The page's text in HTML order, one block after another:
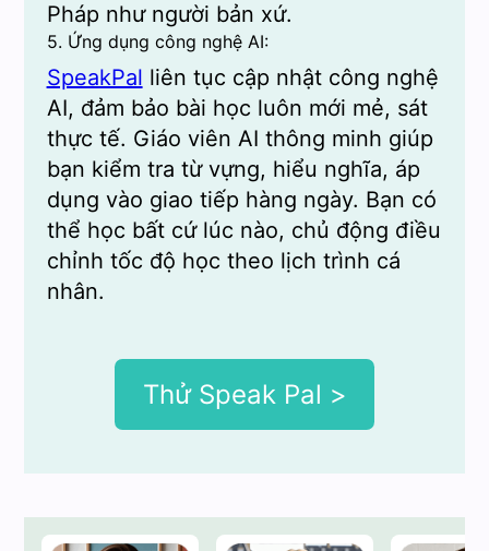
Pháp như người bản xứ.
5. Ứng dụng công nghệ AI:
SpeakPal liên tục cập nhật công nghệ
AI, đảm bảo bài học luôn mới mẻ, sát
thực tế. Giáo viên AI thông minh giúp
bạn kiểm tra từ vựng, hiểu nghĩa, áp
dụng vào giao tiếp hàng ngày. Bạn có
thể học bất cứ lúc nào, chủ động điều
chỉnh tốc độ học theo lịch trình cá
nhân.
Thử Speak Pal >